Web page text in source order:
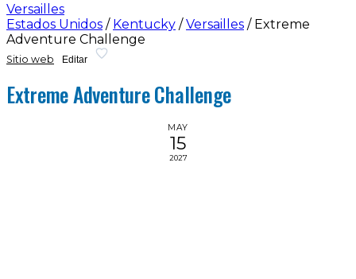
Versailles
Estados Unidos / Kentucky / Versailles / Extreme
Adventure Challenge
Sitio web Editar
Extreme Adventure Challenge
MAY
15
2027